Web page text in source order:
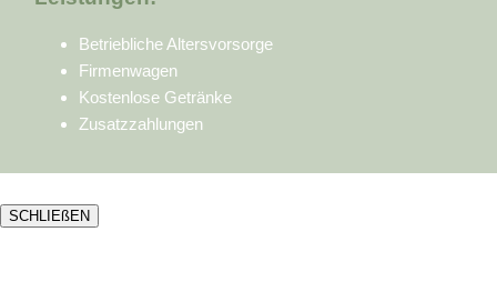
Betriebliche Altersvorsorge
Firmenwagen
Kostenlose Getränke
Zusatzzahlungen
SCHLIEßEN